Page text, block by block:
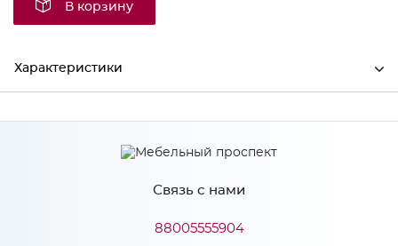
В корзину
Характеристики
Ширина 296
18
1424
Сурская мебель
Связь с нами
88005555904